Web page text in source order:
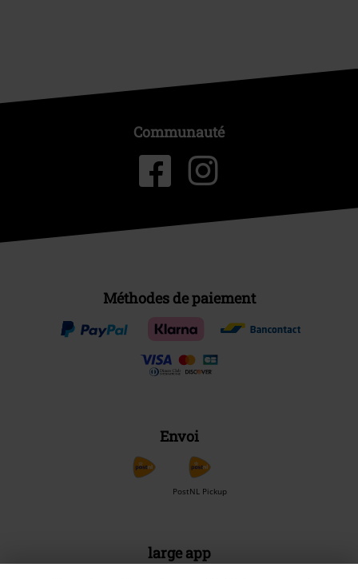
Communauté
Méthodes de paiement
Envoi
PostNL Pickup
large app